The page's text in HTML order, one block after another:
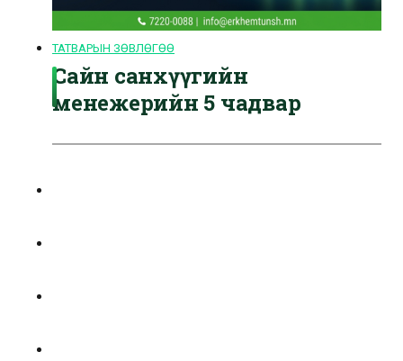
ТАТВАРЫН ЗӨВЛӨГӨӨ
Сайн санхүүгийн
менежерийн 5 чадвар